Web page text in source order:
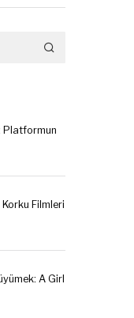
Platformun
Korku Filmleri
A Girl